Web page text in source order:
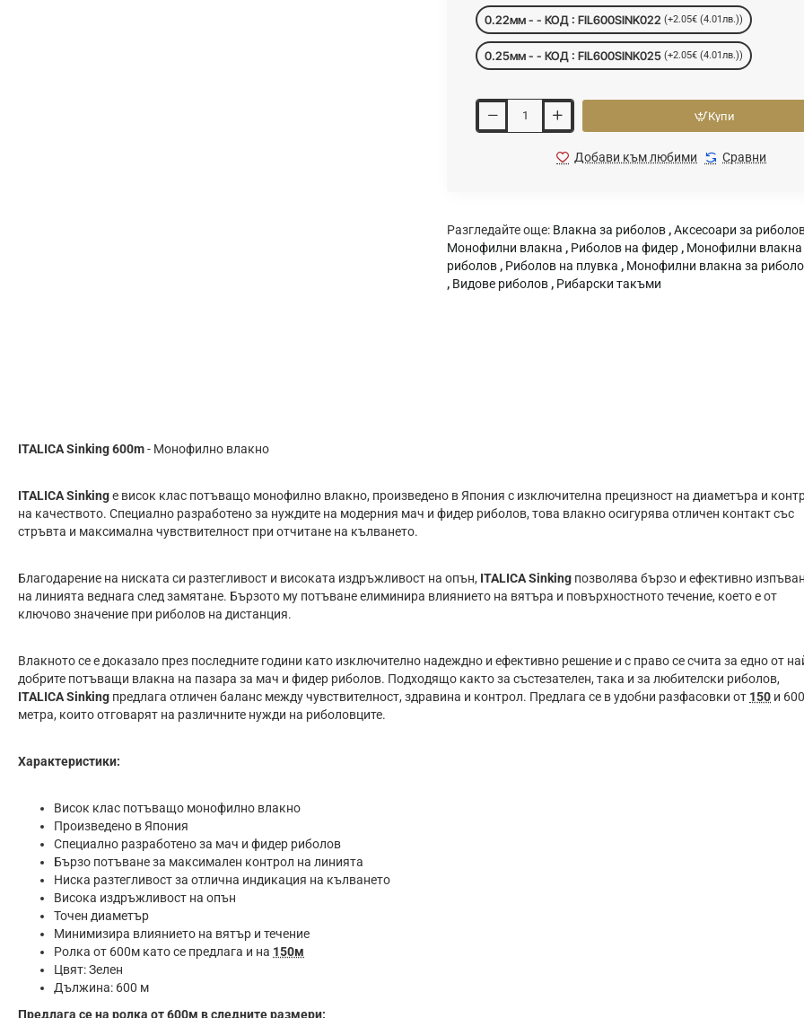
0.22мм - - КОД : FIL600SINK022 (+2.05€ (4.01лв.))
0.25мм - - КОД : FIL600SINK025 (+2.05€ (4.01лв.))
Купи
Добави към любими Сравни
Разгледайте още: Влакна за риболов ,Аксесоари за
Монофилни влакна , Риболов на фидер , Монофилни влакна
риболов , Риболов на плувка , Монофилни влакна за
, Видове риболов , Рибарски такъми
ITALICA Sinking 600m- Монофилно влакно
ITALICA Sinkingе висок клас потъващо монофилно влакно, произведено в Япония с изключителна прецизност на диаметъра и
на качеството. Специално разработено за нуждите на модерния мач и фидер риболов, това влакно осигурява отличен контакт със
стръвта и максимална чувствителност при отчитане на кълването.
Благодарение на ниската си разтегливост и високата издръжливост на опън, ITALICA Sinking позволява бързо и ефективно
на линията веднага след замятане. Бързото му потъване елиминира влиянието на вятъра и повърхностното течение, което е от
ключово значение при риболов на дистанция.
Влакното се е доказало през последните години като изключително надеждно и ефективно решение и с право се счита за едно от
добрите потъващи влакна на пазара за мач и фидер риболов. Подходящо както за състезателен, така и за любителски риболов,
ITALICA Sinking предлага отличен баланс между чувствителност, здравина и контрол. Предлага се в удобни разфасовки от 150 и 600
метра, които отговарят на различните нужди на риболовците.
Характеристики:
Висок клас потъващо монофилно влакно
Произведено в Япония
Специално разработено за мач и фидер риболов
Бързо потъване за максимален контрол на линията
Ниска разтегливост за отлична индикация на кълването
Висока издръжливост на опън
Точен диаметър
Минимизира влиянието на вятър и течение
Ролка от 600м като се предлага и на 150м
Цвят: Зелен
Дължина: 600 м
Предлага се на ролка от 600м в следните размери: